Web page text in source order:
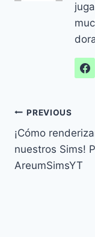
de
entradas
PREVIOUS
¡Cómo
nuestros Sims!
AreumSimsYT